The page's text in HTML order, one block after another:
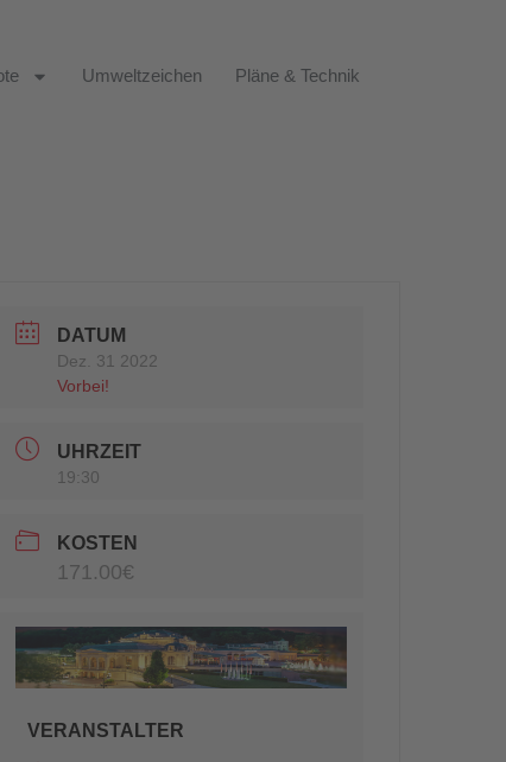
Umweltzeichen Pläne & Technik
DATUM
Dez. 31 2022
Vorbei!
UHRZEIT
19:30
KOSTEN
171.00€
VERANSTALTER